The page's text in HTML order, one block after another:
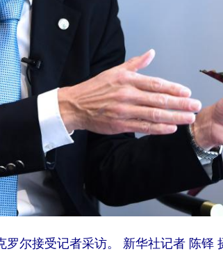
尔接受记者采访。 新华社记者 陈铎